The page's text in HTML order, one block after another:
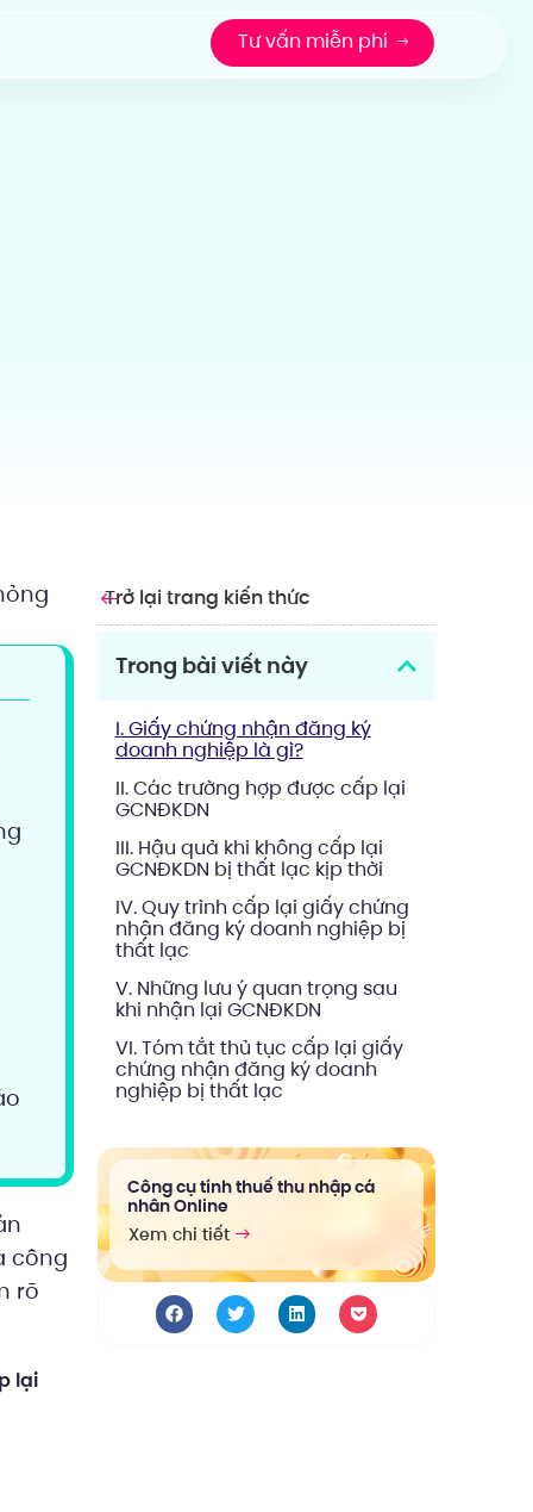
Tư vấn miễn phí
công
rõ
lại
Trở lại trang kiến thức
Trong bài viết này
I. Giấy chứng nhận đăng ký
doanh nghiệp là gì?
II. Các trường hợp được cấp lại
GCNĐKDN
III. Hậu quả khi không cấp lại
GCNĐKDN bị thất lạc kịp thời
IV. Quy trình cấp lại giấy chứng
nhận đăng ký doanh nghiệp bị
thất lạc
V. Những lưu ý quan trọng sau
khi nhận lại GCNĐKDN
VI. Tóm tắt thủ tục cấp lại giấy
chứng nhận đăng ký doanh
nghiệp bị thất lạc
Công cụ tính thuế thu nhập cá
nhân Online
Xem chi tiết